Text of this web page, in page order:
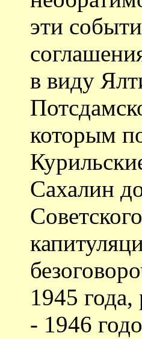
эти
в виду
которым
Сахалин
1945
- 1946